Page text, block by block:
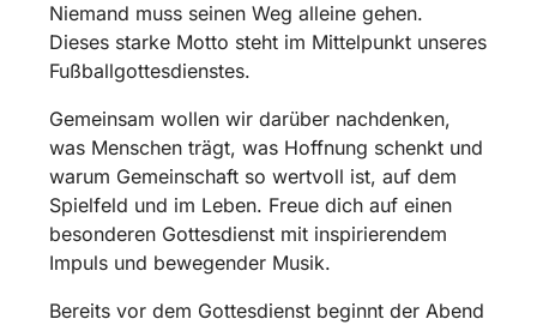
Niemand muss seinen Weg alleine gehen.
Dieses starke Motto steht im Mittelpunkt unseres
Fußballgottesdienstes.
Gemeinsam wollen wir darüber nachdenken,
was Menschen trägt, was Hoffnung schenkt und
warum Gemeinschaft so wertvoll ist, auf dem
Spielfeld und im Leben. Freue dich auf einen
besonderen Gottesdienst mit inspirierendem
Impuls und bewegender Musik.
Bereits vor dem Gottesdienst beginnt der Abend